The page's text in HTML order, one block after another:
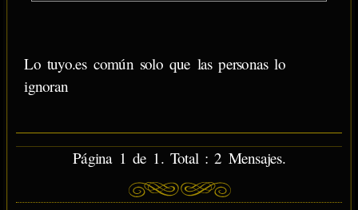
Lo tuyo.es común solo que las personas lo
ignoran
Página 1 de 1. Total : 2 Mensajes.